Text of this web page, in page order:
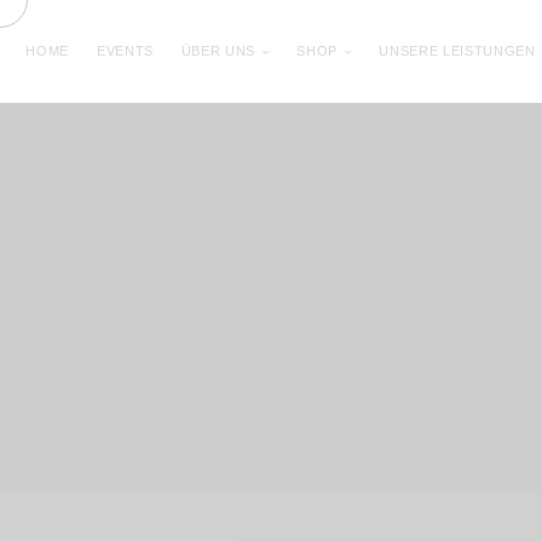
HOME EVENTS ÜBER UNS SHOP UNSERE LEISTUNGEN